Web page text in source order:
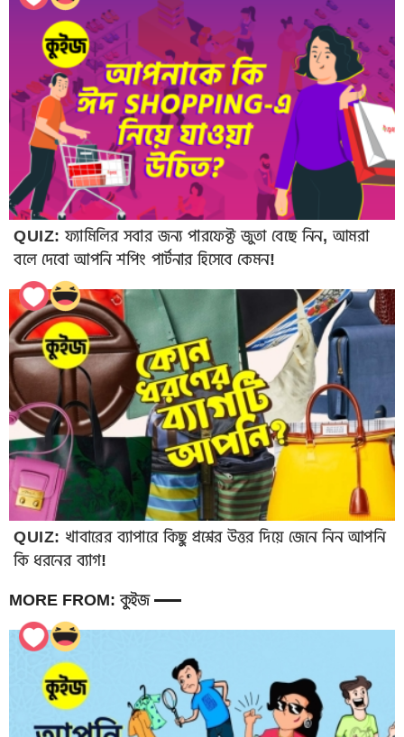
QUIZ: ফ্যামিলির সবার জন্য পারফেক্ট জুতা বেছে নিন, আমরা
বলে দেবো আপনি শপিং পার্টনার হিসেবে কেমন!
QUIZ: খাবারের ব্যাপারে কিছু প্রশ্নের উত্তর দিয়ে জেনে নিন আপনি
কি ধরনের ব্যাগ!
MORE FROM: কুইজ